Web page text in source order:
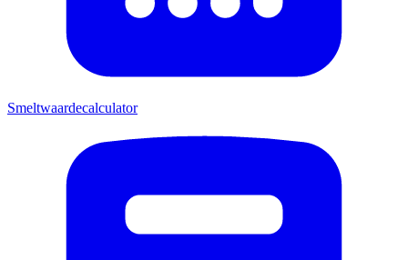
Smeltwaardecalculator